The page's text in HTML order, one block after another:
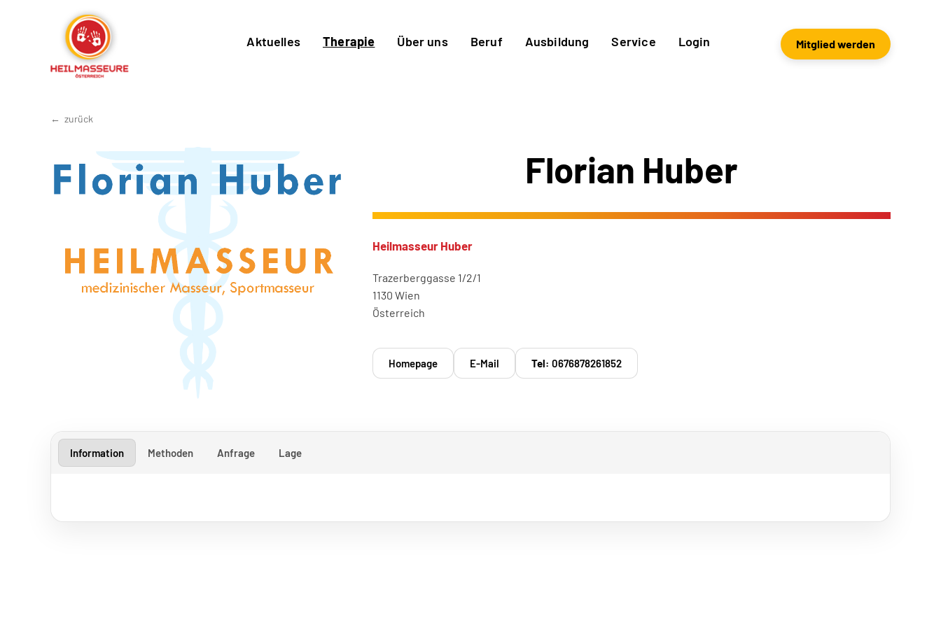
Aktuelles Therapie Über uns Beruf Ausbildung Service Login Mitglied werden
zurück
Florian Huber
Heilmasseur Huber
Trazerberggasse 1/2/1
1130 Wien
Österreich
Homepage E-Mail Tel: 0676878261852
Information Methoden Anfrage Lage